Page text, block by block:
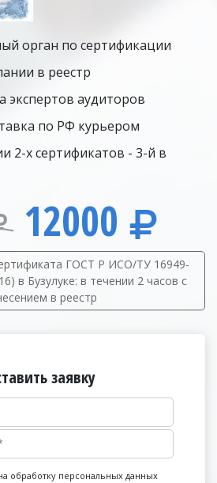
орган по сертификации
в реестр
экспертов аудиторов
по РФ курьером
2-х сертификатов - 3-й в
12000
ГОСТ Р ИСО/ТУ 16949-
в Бузулуке: в течении 2 часов с
в реестр
заявку
обработку персональных данных